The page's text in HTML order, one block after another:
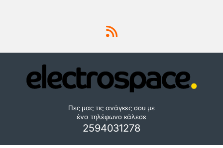
Πες μας τις ανάγκες σου με
ένα τηλέφωνο κάλεσε
2594031278